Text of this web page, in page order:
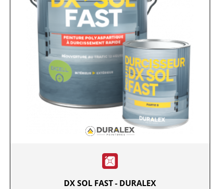
DX SOL FAST - DURALEX